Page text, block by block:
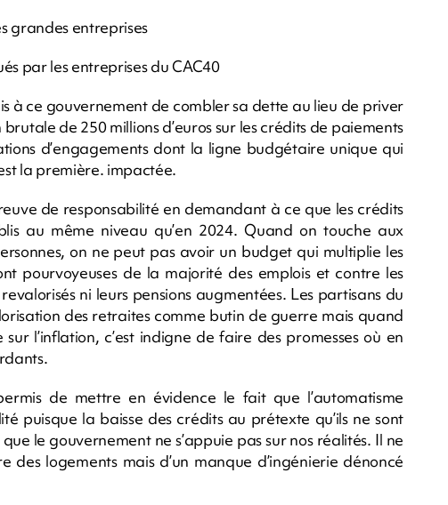
grandes entreprises
par les entreprises du CAC40
à ce gouvernement de combler sa dette au lieu de priver
de 250 millions d’euros sur les crédits de paiements
d’engagements dont la ligne budgétaire unique qui
la première. impactée.
de responsabilité en demandant à ce que les crédits
au même niveau qu’en 2024. Quand on touche aux
on ne peut pas avoir un budget qui multiplie les
pourvoyeuses de la majorité des emplois et contre les
ni leurs pensions augmentées. Les partisans du
des retraites comme butin de guerre mais quand
l’inflation, c’est indigne de faire des promesses où en
de mettre en évidence le fait que l’automatisme
puisque la baisse des crédits au prétexte qu’ils ne sont
le gouvernement ne s’appuie pas sur nos réalités. Il ne
des logements mais d’un manque d’ingénierie dénoncé